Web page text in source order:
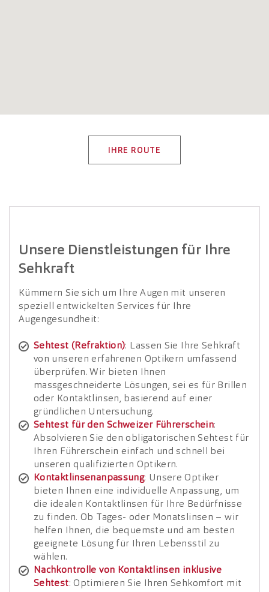
IHRE ROUTE
Unsere Dienstleistungen für Ihre
Sehkraft
Kümmern Sie sich um Ihre Augen mit unseren
speziell entwickelten Services für Ihre
Augengesundheit:
Sehtest (Refraktion): Lassen Sie Ihre Sehkraft
von unseren erfahrenen Optikern umfassend
überprüfen. Wir bieten Ihnen
massgeschneiderte Lösungen, sei es für Brillen
oder Kontaktlinsen, basierend auf einer
gründlichen Untersuchung.
Sehtest für den Schweizer Führerschein:
Absolvieren Sie den obligatorischen Sehtest für
Ihren Führerschein einfach und schnell bei
unseren qualifizierten Optikern.
Kontaktlinsenanpassung: Unsere Optiker
bieten Ihnen eine individuelle Anpassung, um
die idealen Kontaktlinsen für Ihre Bedürfnisse
zu finden. Ob Tages- oder Monatslinsen – wir
helfen Ihnen, die bequemste und am besten
geeignete Lösung für Ihren Lebensstil zu
wählen.
Nachkontrolle von Kontaktlinsen inklusive
Sehtest: Optimieren Sie Ihren Sehkomfort mit